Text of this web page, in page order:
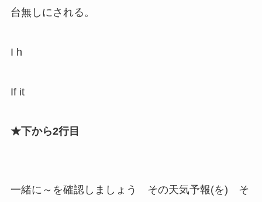
台無しにされる。
I h
If it
★下から2行目
一緒に～を確認しましょう その天気予報(を) そ